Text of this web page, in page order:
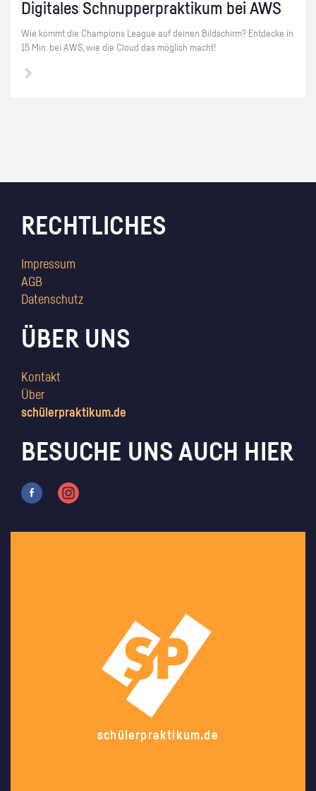
Di­gi­ta­les Schnup­per­prak­ti­kum bei AWS
Wie kommt die Cham­pi­ons Le­ague auf dei­nen Bild­schirm? Ent­de­cke in
15 Min. bei AWS, wie die Cloud das mög­lich macht!
RECHTLICHES
Impressum
AGB
Datenschutz
ÜBER UNS
Kontakt
Über
schülerpraktikum.de
BESUCHE UNS AUCH HIER
schülerpraktikum.de